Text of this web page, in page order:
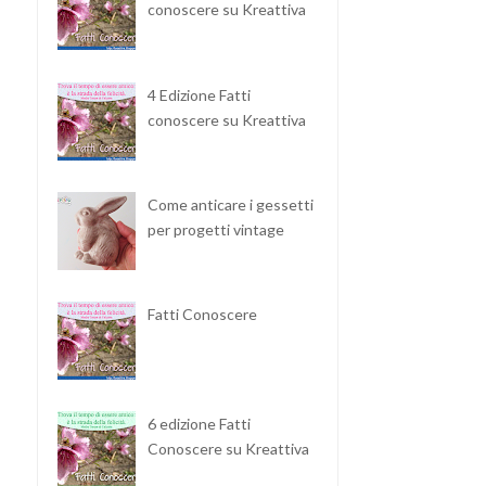
conoscere su Kreattiva
4 Edizione Fatti
conoscere su Kreattiva
Come anticare i gessetti
per progetti vintage
Fatti Conoscere
6 edizione Fatti
Conoscere su Kreattiva